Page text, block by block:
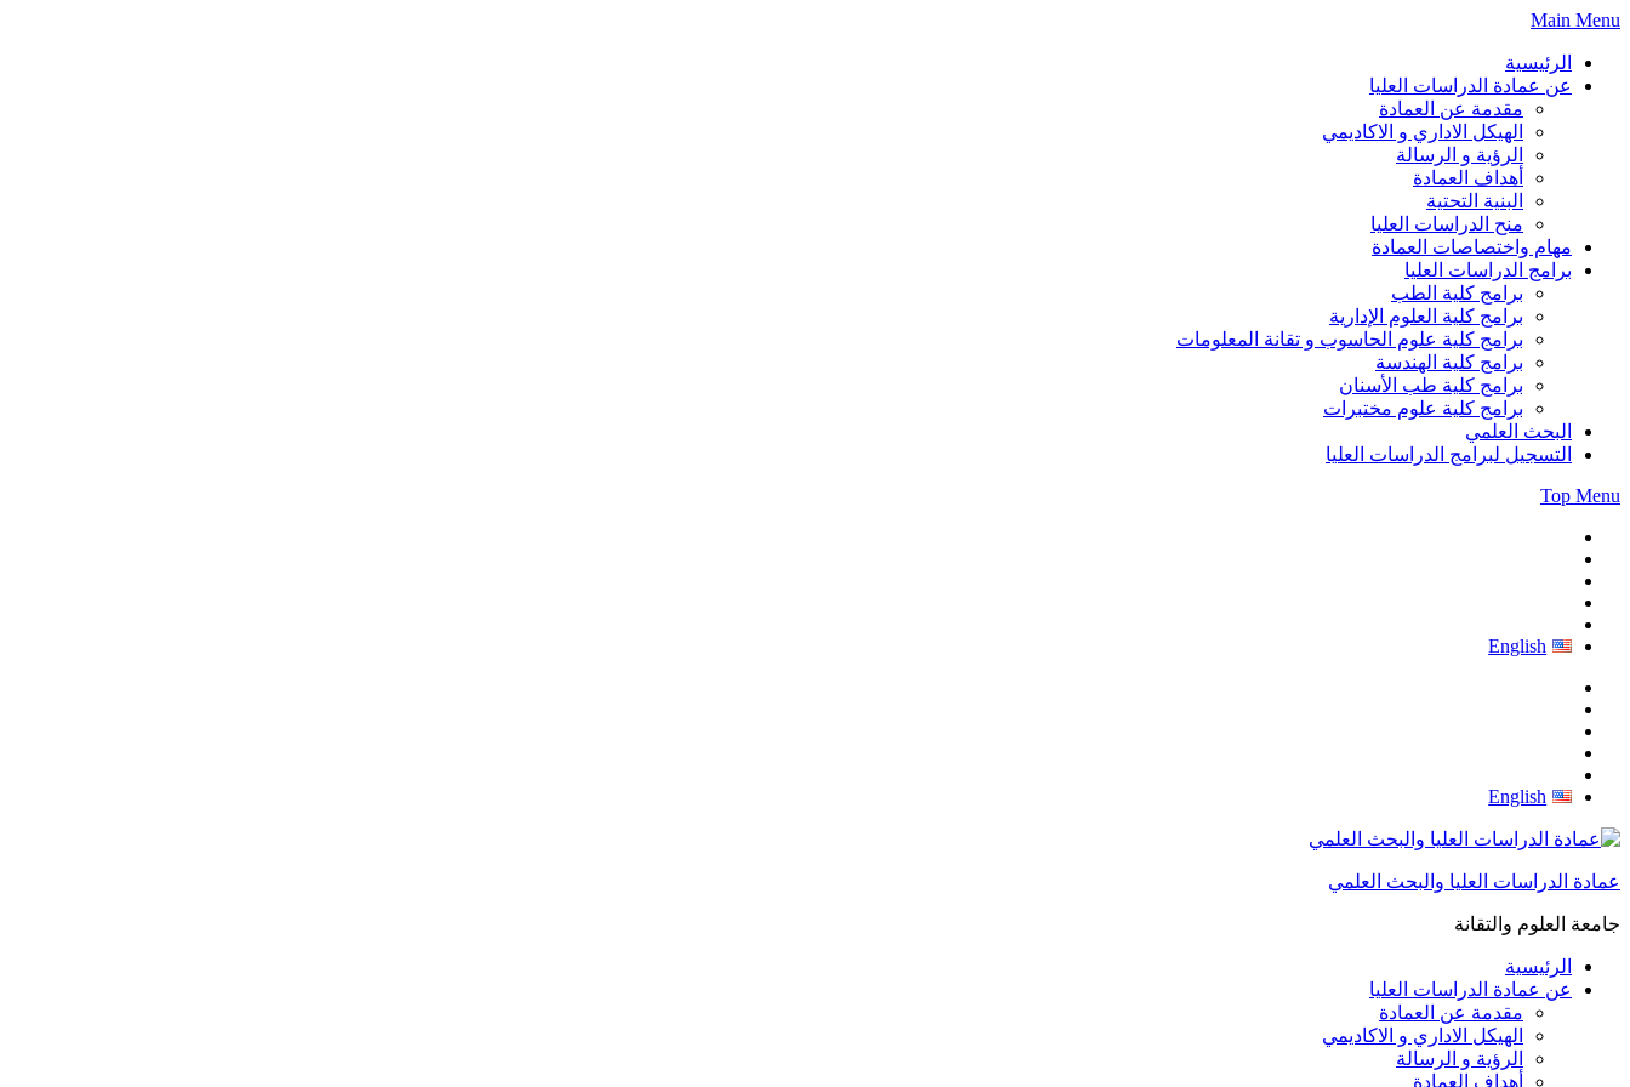
Skip
content
Main Menu
الرئيسية
عن عمادة الدراسات العليا
مقدمة عن العمادة
الهيكل الاداري و الاكاديمي
الرؤية و الرسالة
أهداف العمادة
البنية التحتية
منح الدراسات العليا
مهام واختصاصات العمادة
برامج الدراسات العليا
برامج كلية الطب
برامج كلية العلوم الإدارية
برامج كلية علوم الحاسوب و تقانة المعلومات
برامج كلية الهندسة
برامج كلية طب الأسنان
برامج كلية علوم مختبرات
البحث العلمي
التسجيل لبرامج الدراسات العليا
Top Menu
English
English
عمادة الدراسات العليا والبحث العلمي
جامعة العلوم والتقانة
الرئيسية
عن عمادة الدراسات العليا
مقدمة عن العمادة
الهيكل الاداري و الاكاديمي
الرؤية و الرسالة
أهداف العمادة